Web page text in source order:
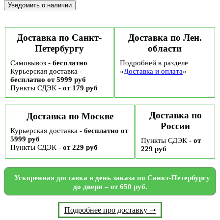
Доставка по Санкт-
Петербургу
Самовывоз - бесплатно
Курьерская доставка -
бесплатно от 5999 руб
Пункты СДЭК - от 179 руб
Доставка по Лен.
области
Подробней в разделе
«Доставка и оплата»
Доставка по Москве
Курьерская доставка - бесплатно от
5999 руб
Пункты СДЭК - от 229 руб
Доставка по
России
Пункты СДЭК - от
229 руб
Ускоренная доставка в день заказа по Санкт-Петербургу
до двери – от 650 руб.
Подробнее про доставку ➝